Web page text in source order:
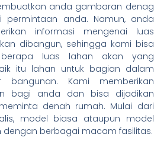
anda gambaran denag
permintaan anda. Namun, anda
informasi mengenai luas
dibangun, sehingga kami bisa
berapa luas lahan akan yang
itu lahan untuk bagian dalam
bangunan. Kami memberikan
bagi anda dan bisa dijadikan
denah rumah. Mulai dari
model biasa ataupun model
dengan berbagai macam fasilitas.